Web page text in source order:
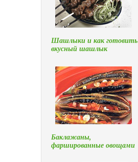
Шашлыки и как готовить
вкусный шашлык
Баклажаны,
фаршированные овощами